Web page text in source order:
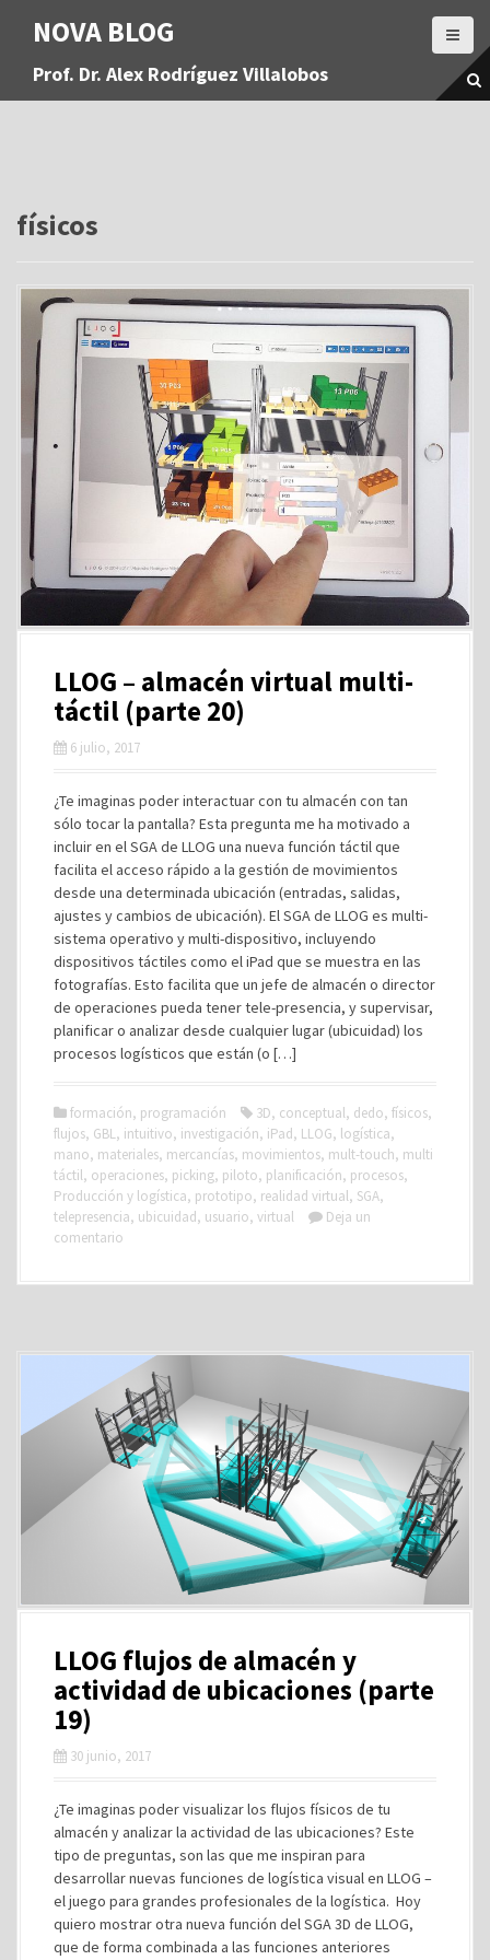
a
NOVA BLOG
Prof. Dr. Alex Rodríguez Villalobos
físicos
LLOG – almacén virtual multi-
táctil (parte 20)
6 julio, 2017
¿Te imaginas poder interactuar con tu almacén con tan
sólo tocar la pantalla? Esta pregunta me ha motivado a
incluir en el SGA de LLOG una nueva función táctil que
facilita el acceso rápido a la gestión de movimientos
desde una determinada ubicación (entradas, salidas,
ajustes y cambios de ubicación). El SGA de LLOG es multi-
sistema operativo y multi-dispositivo, incluyendo
dispositivos táctiles como el iPad que se muestra en las
fotografías. Esto facilita que un jefe de almacén o director
de operaciones pueda tener tele-presencia, y supervisar,
planificar o analizar desde cualquier lugar (ubicuidad) los
procesos logísticos que están (o […]
formación, programación 3D, conceptual, dedo, físicos,
flujos, GBL, intuitivo, investigación, iPad, LLOG, logística,
mano, materiales, mercancías, movimientos, mult-touch, multi
táctil, operaciones, picking, piloto, planificación, procesos,
Producción y logística, prototipo, realidad virtual, SGA,
telepresencia, ubicuidad, usuario, virtual
Deja un
comentario
LLOG flujos de almacén y
actividad de ubicaciones (parte
19)
30 junio, 2017
¿Te imaginas poder visualizar los flujos físicos de tu
almacén y analizar la actividad de las ubicaciones? Este
tipo de preguntas, son las que me inspiran para
desarrollar nuevas funciones de logística visual en LLOG –
el juego para grandes profesionales de la logística. Hoy
quiero mostrar otra nueva función del SGA 3D de LLOG,
que de forma combinada a las funciones anteriores